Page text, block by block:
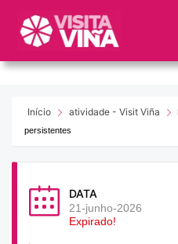
este
web
sistemaInício atividade - Visit Viña
persistentes
DATA
21-junho-2026
Expirado!